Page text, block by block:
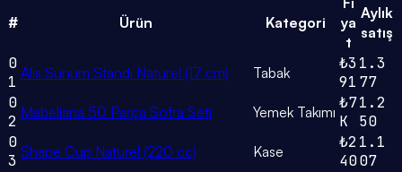
# Ürün Kategori
ya
t
Aylık
satış
0
1 Alis Sunum Standı Naturel (17 cm) Tabak
₺3
91
1.3
77
0
2 Mabeliana 50 Parça Sofra Seti Yemek Takımı ₺7
K
1.2
50
0
3 Shape Cup Naturel (220 cc) Kase
₺2
40
1.1
07